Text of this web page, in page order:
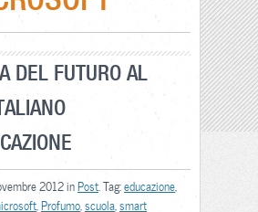
DEL FUTURO AL
2012 inPost . Tag:educazione
Profumo scuola smart